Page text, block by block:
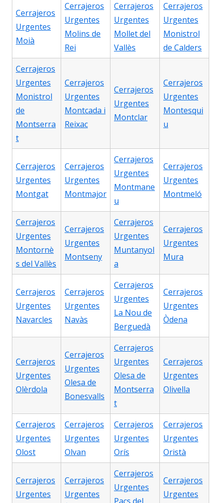
Cerrajeros
Urgentes
Moià
Cerrajeros
Urgentes
Molins de
Rei
Cerrajeros
Urgentes
Mollet del
Vallès
Cerrajeros
Urgentes
Monistrol
de Calders
Cerrajeros
Urgentes
Monistrol
de
Montserra
t
Cerrajeros
Urgentes
Montcada i
Reixac
Cerrajeros
Urgentes
Montclar
Cerrajeros
Urgentes
Montesqui
u
Cerrajeros
Urgentes
Montgat
Cerrajeros
Urgentes
Montmajor
Cerrajeros
Urgentes
Montmane
u
Cerrajeros
Urgentes
Montmeló
Cerrajeros
Urgentes
Montornè
s del Vallès
Cerrajeros
Urgentes
Montseny
Cerrajeros
Urgentes
Muntanyol
a
Cerrajeros
Urgentes
Mura
Cerrajeros
Urgentes
Navarcles
Cerrajeros
Urgentes
Navàs
Cerrajeros
Urgentes
La Nou de
Berguedà
Cerrajeros
Urgentes
Òdena
Cerrajeros
Urgentes
Olèrdola
Cerrajeros
Urgentes
Olesa de
Bonesvalls
Cerrajeros
Urgentes
Olesa de
Montserra
t
Cerrajeros
Urgentes
Olivella
Cerrajeros
Urgentes
Olost
Cerrajeros
Urgentes
Olvan
Cerrajeros
Urgentes
Orís
Cerrajeros
Urgentes
Oristà
Cerrajeros
Urgentes
Cerrajeros
Urgentes
Cerrajeros
Urgentes
Cerrajeros
Urgentes